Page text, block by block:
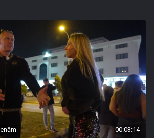
00:03:14